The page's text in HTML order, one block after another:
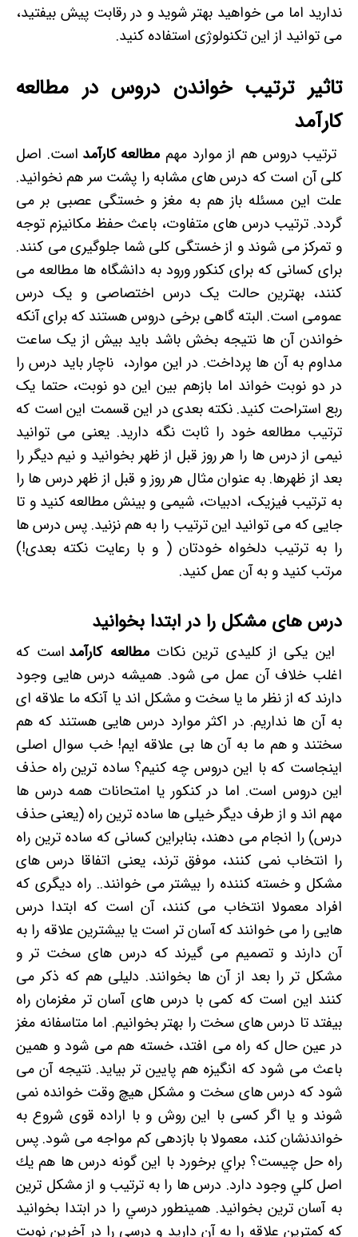
ندارید اما می خواهید بهتر شوید و در رقابت پیش بیفتید،
می توانید از این تکنولوژی استفاده کنید.
تاثیر ترتیب خواندن دروس در مطالعه
کارآمد
ترتیب دروس هم از موارد مهم مطالعه کارآمد است. اصل
کلی آن است که درس های مشابه را پشت سر هم نخوانید.
علت این مسئله باز هم به مغز و خستگی عصبی بر می
گردد. ترتیب درس های متفاوت، باعث حفظ مکانیزم توجه
و تمرکز می شوند و از خستگی کلی شما جلوگیری می کنند.
برای کسانی که برای کنکور ورود به دانشگاه ها مطالعه می
کنند، بهترین حالت یک درس اختصاصی و یک درس
عمومی است. البته گاهی برخی دروس هستند که برای آنکه
خواندن آن ها نتیجه بخش باشد باید بیش از یک ساعت
مداوم به آن ها پرداخت. در این موارد، ناچار باید درس را
در دو نوبت خواند اما بازهم بین این دو نوبت، حتما یک
ربع استراحت کنید. نکته بعدی در این قسمت این است که
ترتیب مطالعه خود را ثابت نگه دارید. یعنی می توانید
نیمی از درس ها را هر روز قبل از ظهر بخوانید و نیم دیگر را
بعد از ظهرها. به عنوان مثال هر روز و قبل از ظهر درس ها را
به ترتیب فیزیک، ادبیات، شیمی و بینش مطالعه کنید و تا
جایی که می توانید این ترتیب را به هم نزنید. پس درس ها
را به ترتیب دلخواه خودتان ( و با رعایت نکته بعدی!)
مرتب کنید و به آن عمل کنید.
درس های مشکل را در ابتدا بخوانید
این یکی از کلیدی ترین نکاتمطالعه کارآمد است که
اغلب خلاف آن عمل می شود. همیشه درس هایی وجود
دارند که از نظر ما یا سخت و مشکل اند یا آنکه ما علاقه ای
به آن ها نداریم. در اکثر موارد درس هایی هستند که هم
سختند و هم ما به آن ها بی علاقه ایم! خب سوال اصلی
اینجاست که با این دروس چه کنیم؟ ساده ترین راه حذف
این دروس است. اما در کنکور یا امتحانات همه درس ها
مهم اند و از طرف دیگر خیلی ها ساده ترین راه (یعنی حذف
درس) را انجام می دهند، بنابراین کسانی که ساده ترین راه
را انتخاب نمی کنند، موفق ترند، یعنی اتفاقا درس های
مشکل و خسته کننده را بیشتر می خوانند.. راه دیگری که
افراد معمولا انتخاب می کنند، آن است که ابتدا درس
هایی را می خوانند که آسان تر است یا بیشترین علاقه را به
آن دارند و تصمیم می گیرند که درس های سخت تر و
مشکل تر را بعد از آن ها بخوانند. دلیلی هم که ذکر می
کنند این است که کمی با درس های آسان تر مغزمان راه
بیفتد تا درس های سخت را بهتر بخوانیم. اما متاسفانه مغز
در عین حال که راه می افتد، خسته هم می شود و همین
باعث می شود که انگیزه هم پایین تر بیاید. نتیجه آن می
شود که درس های سخت و مشکل هیچ وقت خوانده نمی
شوند و یا اگر کسی با این روش و با اراده قوی شروع به
خواندنشان کند، معمولا با بازدهی کم مواجه می شود. پس
راه حل چیست؟ براي برخورد با اين گونه درس ها هم يك
اصل كلي وجود دارد. درس ها را به ترتيب و از مشكل ترين
به آسان ترين بخوانيد. همينطور درسي را در ابتدا بخوانيد
كه كمترين علاقه را به آن داريد و درسي را در آخرين نوبت